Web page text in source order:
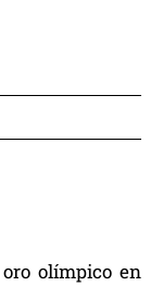
olímpico en